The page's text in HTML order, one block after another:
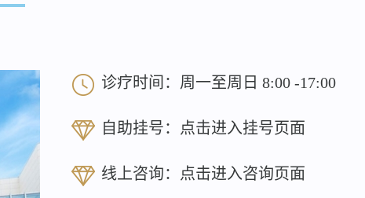
诊疗时间：周一至周日 8:00 -17:00
自助挂号： 点击进入挂号页面
线上咨询： 点击进入咨询页面